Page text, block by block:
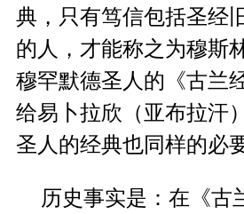
典，只有笃信包括圣经
的人，才能称之为穆斯
穆罕默德圣人的《古兰
给易卜拉欣（亚布拉汗
圣人的经典也同样的必要
历史事实是：在《古